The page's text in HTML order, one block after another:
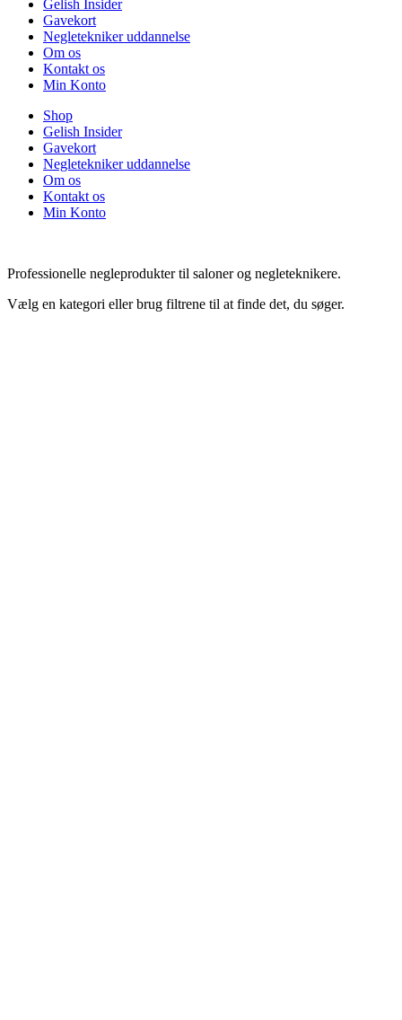
Gelish Insider
Gavekort
Negletekniker uddannelse
Om os
Kontakt os
Min Konto
Shop
Gelish Insider
Gavekort
Negletekniker uddannelse
Om os
Kontakt os
Min Konto
Professionelle negleprodukter til saloner og negleteknikere.
Vælg en kategori eller brug filtrene til at finde det, du søger.